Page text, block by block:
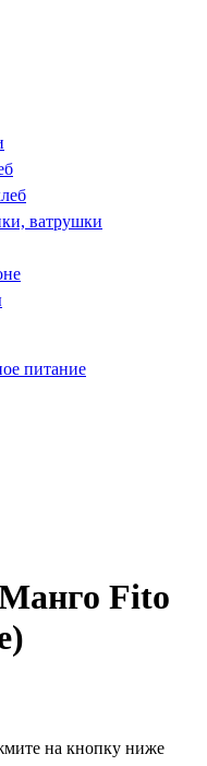
ватрушки
питание
Fito
на кнопку ниже